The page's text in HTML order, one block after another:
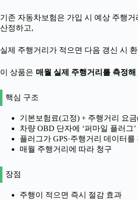
기존 자동차보험은 가입 시 예상 주행
산정하고,
실제 주행거리가 적으면 다음 갱신 시
이 상품은 매월 실제 주행거리를 측정
핵심 구조
기본보험료(고정) + 주행거리 요
차량 OBD 단자에 ‘퍼마일 플러그
플러그가 GPS·주행거리 데이터를
매월 주행거리에 따라 청구
장점
주행이 적으면 즉시 절감 효과